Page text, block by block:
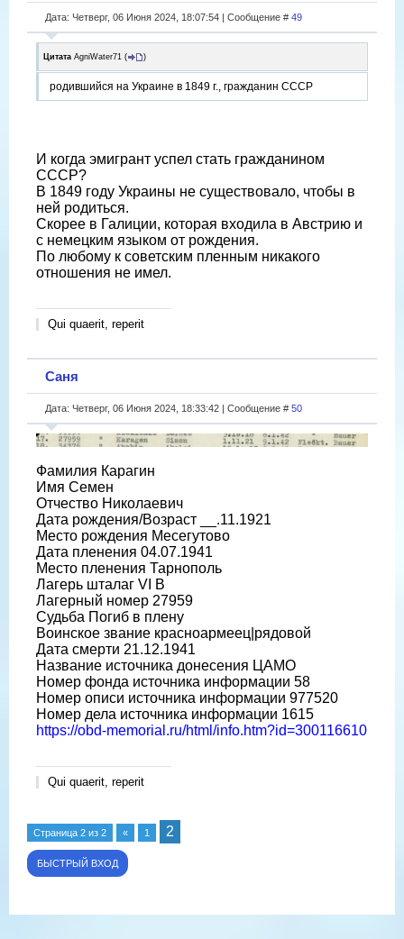
Дата: Четверг, 06 Июня 2024, 18:07:54 | Сообщение # 49
Цитата AgniWater71 ( )
родившийся на Украине в 1849 г., гражданин СССР
И когда эмигрант успел стать гражданином
СССР?
В 1849 году Украины не существовало, чтобы в
ней родиться.
Скорее в Галиции, которая входила в Австрию и
с немецким языком от рождения.
По любому к советским пленным никакого
отношения не имел.
Qui quaerit, reperit
Саня
Дата: Четверг, 06 Июня 2024, 18:33:42 | Сообщение # 50
Фамилия Карагин
Имя Семен
Отчество Николаевич
Дата рождения/Возраст __.11.1921
Место рождения Месегутово
Дата пленения 04.07.1941
Место пленения Тарнополь
Лагерь шталаг VI B
Лагерный номер 27959
Судьба Погиб в плену
Воинское звание красноармеец|рядовой
Дата смерти 21.12.1941
Название источника донесения ЦАМО
Номер фонда источника информации 58
Номер описи источника информации 977520
Номер дела источника информации 1615
https://obd-memorial.ru/html/info.htm?id=300116610
Qui quaerit, reperit
Страница 2 из 2 « 1 2